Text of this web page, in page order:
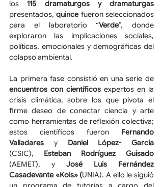
los 115 dramaturgos y dramaturgas
presentados, quince fueron seleccionados
para el laboratorio “Verde”, donde
exploraron las implicaciones sociales,
políticas, emocionales y demográficas del
colapso ambiental.
encuentros con científicos expertos en la
crisis climática, sobre los que pivota el
firme deseo de conectar ciencia y arte
como herramientas de reflexión colectiva;
estos científicos fueron Fernando
Valladares y Daniel López- García
(CSIC), Esteban Rodríguez Guisado
(AEMET), y José Luis Fernández
Casadevante «Kois» (UNIA). A ello le siguió